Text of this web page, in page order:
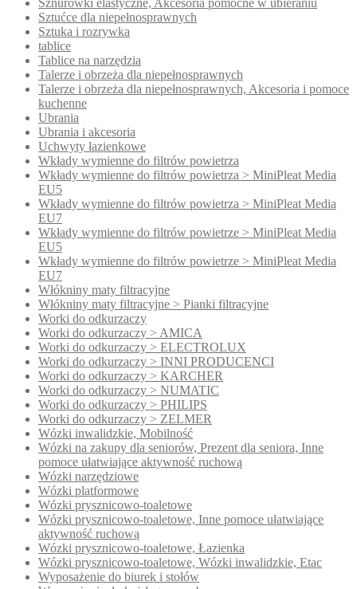
Sztućce dla niepełnosprawnych
Sztuka i rozrywka
tablice
Tablice na narzędzia
Talerze i obrzeża dla niepełnosprawnych
Talerze i obrzeża dla niepełnosprawnych, Akcesoria i pomoce
kuchenne
Ubrania
Ubrania i akcesoria
Uchwyty łazienkowe
Wkłady wymienne do filtrów powietrza
Wkłady wymienne do filtrów powietrza > MiniPleat Media
EU5
Wkłady wymienne do filtrów powietrza > MiniPleat Media
EU7
Wkłady wymienne do filtrów powietrze > MiniPleat Media
EU5
Wkłady wymienne do filtrów powietrze > MiniPleat Media
EU7
Włókniny maty filtracyjne
Włókniny maty filtracyjne > Pianki filtracyjne
Worki do odkurzaczy
Worki do odkurzaczy > AMICA
Worki do odkurzaczy > ELECTROLUX
Worki do odkurzaczy > INNI PRODUCENCI
Worki do odkurzaczy > KARCHER
Worki do odkurzaczy > NUMATIC
Worki do odkurzaczy > PHILIPS
Worki do odkurzaczy > ZELMER
Wózki inwalidzkie, Mobilność
Wózki na zakupy dla seniorów, Prezent dla seniora, Inne
pomoce ułatwiające aktywność ruchową
Wózki narzędziowe
Wózki platformowe
Wózki prysznicowo-toaletowe
Wózki prysznicowo-toaletowe, Inne pomoce ułatwiające
aktywność ruchową
Wózki prysznicowo-toaletowe, Łazienka
Wózki prysznicowo-toaletowe, Wózki inwalidzkie, Etac
Wyposażenie do biurek i stołów